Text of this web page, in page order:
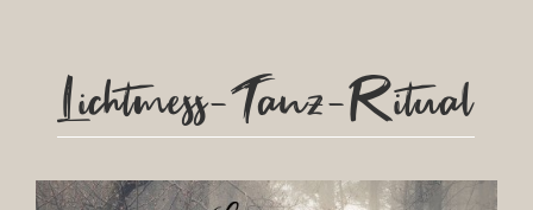
Lichtmess-Tanz-Ritual